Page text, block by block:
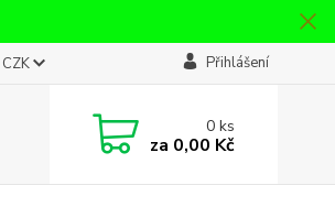
CZK Přihlášení
0ks
za 0,00 Kč